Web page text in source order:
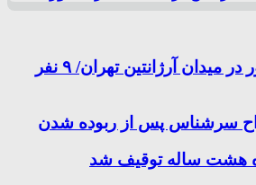
سقوط آسانسور در میدان آرژانتین تهران/ ۹ نفر
سرشناس پس از ربوده شدن
هشت ساله توقیف شد